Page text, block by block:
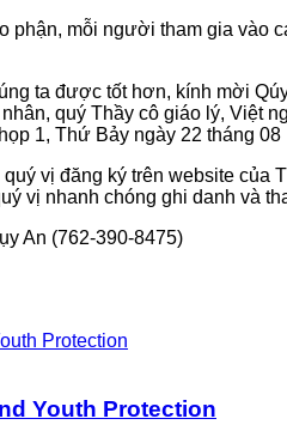
phận, mỗi người tham gia vào
ta được tốt hơn, kính mời
quý Thầy cô giáo lý, Việt
1, Thứ Bảy ngày 22 tháng 08
vị đăng ký trên website của
vị nhanh chóng ghi danh và
An (762-390-8475)
Youth Protection